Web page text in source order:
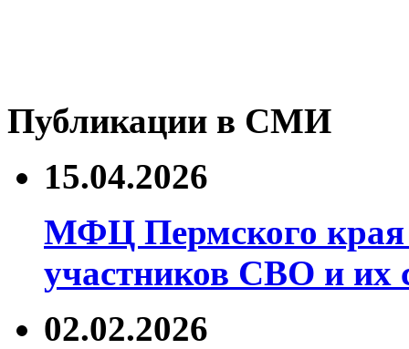
Публикации в СМИ
15.04.2026
МФЦ Пермского края
участников СВО и их
02.02.2026